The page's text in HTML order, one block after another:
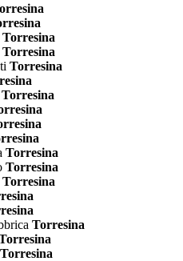
Torresina
Torresina
Torresina
Torresina
Torresina
Torresina
Torresina
Torresina
Torresina